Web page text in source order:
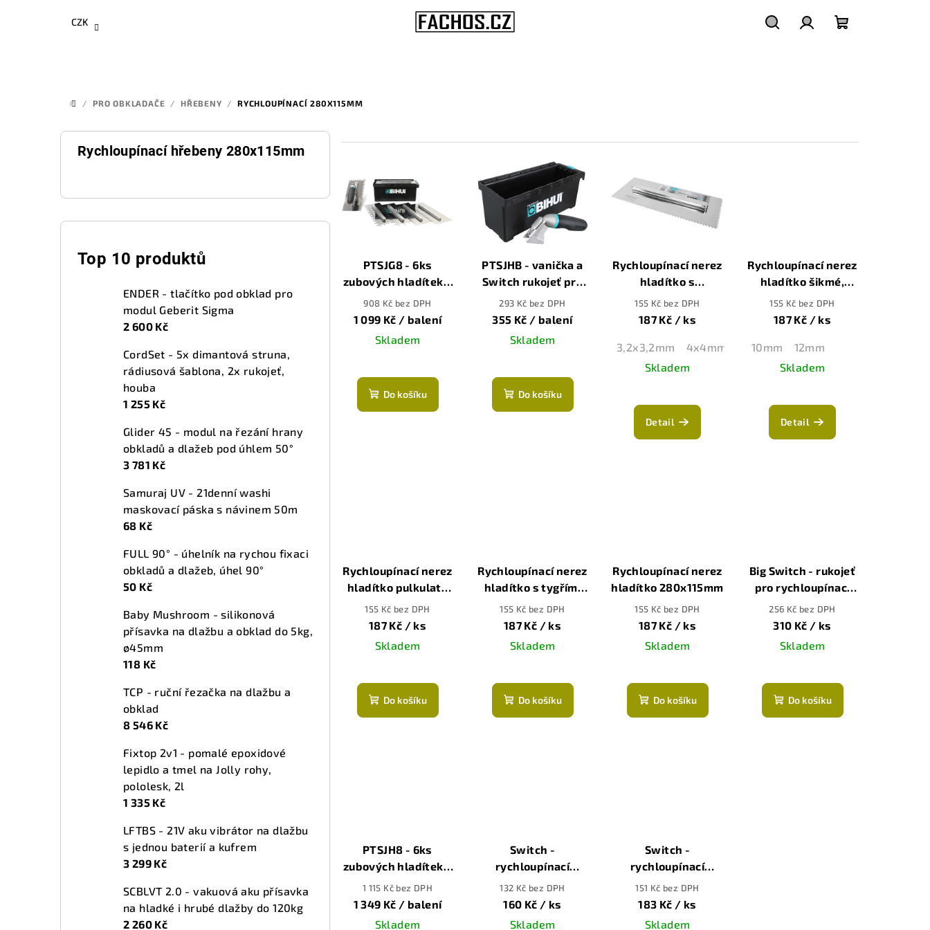
CZK
DOMŮ
/ PRO OBKLADAČE / HŘEBENY / RYCHLOUPÍNACÍ 280X115MM
Rychloupínací hřebeny 280x115mm
P
Top 10 produktů
ENDER - tlačítko pod obklad pro
modul Geberit Sigma
2 600 Kč
CordSet - 5x dimantová struna,
rádiusová šablona, 2x rukojeť,
houba
1 255 Kč
Glider 45 - modul na řezání hrany
obkladů a dlažeb pod úhlem 50°
3 781 Kč
Samuraj UV - 21denní washi
maskovací páska s návinem 50m
68 Kč
FULL 90° - úhelník na rychou fixaci
obkladů a dlažeb, úhel 90°
50 Kč
Baby Mushroom - silikonová
přísavka na dlažbu a obklad do 5kg,
ø45mm
118 Kč
TCP - ruční řezačka na dlažbu a
obklad
8 546 Kč
Fixtop 2v1 - pomalé epoxidové
lepidlo a tmel na Jolly rohy,
pololesk, 2l
1 335 Kč
LFTBS - 21V aku vibrátor na dlažbu
s jednou baterií a kufrem
3 299 Kč
SCBLVT 2.0 - vakuová aku přísavka
na hladké i hrubé dlažby do 120kg
2 260 Kč
ý
p
p
PTSJG8 - 6ks
zubových hladítek a
rukojeti v boxu,
280x115mm
908 Kč bez DPH
1 099 Kč / balení
Skladem
hodnocení
produktu
je
Do košíku
PTSJHB - vanička a
Switch rukojeť pro
rychloupínací
hladítka
293 Kč bez DPH
355 Kč / balení
Skladem
hodnocení
produktu
je
Do košíku
Rychloupínací nerez
hladítko s
hranatými zuby,
280x115mm
155 Kč bez DPH
187 Kč / ks
3,2x3,2mm 4x4mm 6x6mm 8x8mm
Skladem
Detail
Rychloupínací nerez
hladítko šikmé,
280x115mm
155 Kč bez DPH
187 Kč / ks
10mm
12mm
Skladem
Detail
Rychloupínací nerez
hladítko pulkulatý
zub 14, 280x115mm
155 Kč bez DPH
187 Kč / ks
Skladem
Do košíku
Rychloupínací nerez
hladítko s tygřími
zuby, 280x115mm
155 Kč bez DPH
187 Kč / ks
Skladem
Do košíku
Rychloupínací nerez
hladítko 280x115mm
155 Kč bez DPH
187 Kč / ks
Skladem
Do košíku
Big Switch - rukojeť
pro rychloupínací
hladítka Bihui
256 Kč bez DPH
310 Kč / ks
Skladem
Do košíku
PTSJH8 - 6ks
zubových hladítek a
rukojeti v boxu,
280x115mm
1 115 Kč bez DPH
1 349 Kč / balení
Skladem
Switch -
rychloupínací
dřevěná rukojeť pro
hladítka Bihui
132 Kč bez DPH
160 Kč / ks
Skladem
Switch -
rychloupínací
rukojeť pro hladítka
Bihui
151 Kč bez DPH
183 Kč / ks
Skladem